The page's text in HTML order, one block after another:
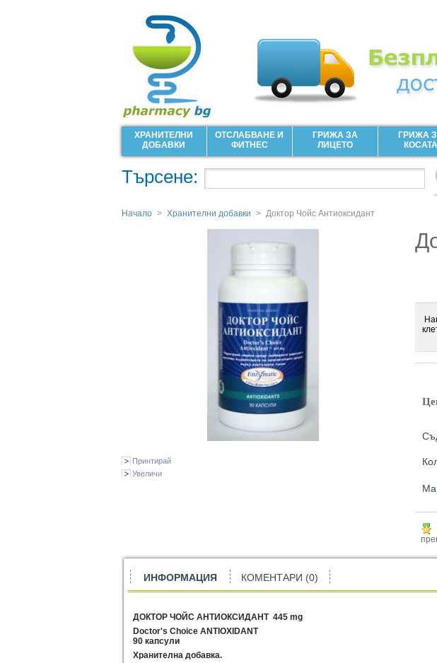
ХРАНИТЕЛНИ
ДОБАВКИ
ОТСЛАБВАНЕ И
ФИТНЕС
ГРИЖА ЗА
ЛИЦЕТО
ГРИЖА
КОСАТА
Търсене:
Начало > Хранителни добавки > Доктор Чойс Антиоксидант
Принтирай
Увеличи
ИНФОРМАЦИЯ КОМЕНТАРИ (0)
ДОКТОР ЧОЙС АНТИОКСИДАНТ 445 mg
Doctor's Choice ANTIOXIDANT
90 капсули
Хранителна добавка.